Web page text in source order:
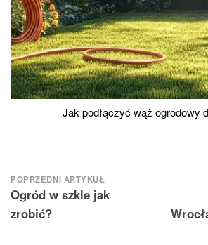
Jak podłączyć wąż ogrodowy
Nawigacja
wpisu
POPRZEDNI ARTYKUŁ
Ogród w szkle jak
zrobić?